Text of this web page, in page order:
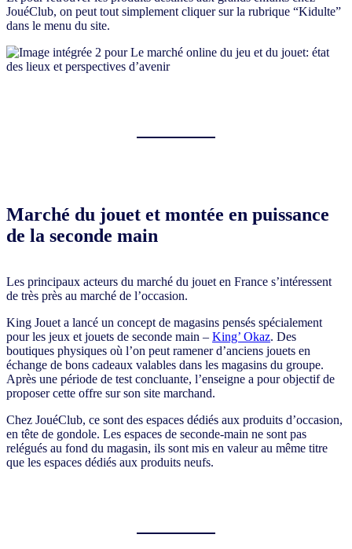
JouéClub, on peut tout simplement cliquer sur la rubrique “Kidulte”
dans le menu du site.
Marché du jouet et montée en puissance
de la seconde main
Les principaux acteurs du marché du jouet en France s’intéressent
de très près au marché de l’occasion.
King Jouet a lancé un concept de magasins pensés spécialement
pour les jeux et jouets de seconde main – King’ Okaz. Des
boutiques physiques où l’on peut ramener d’anciens jouets en
échange de bons cadeaux valables dans les magasins du groupe.
Après une période de test concluante, l’enseigne a pour objectif de
proposer cette offre sur son site marchand.
Chez JouéClub, ce sont des espaces dédiés aux produits d’occasion,
en tête de gondole. Les espaces de seconde-main ne sont pas
relégués au fond du magasin, ils sont mis en valeur au même titre
que les espaces dédiés aux produits neufs.